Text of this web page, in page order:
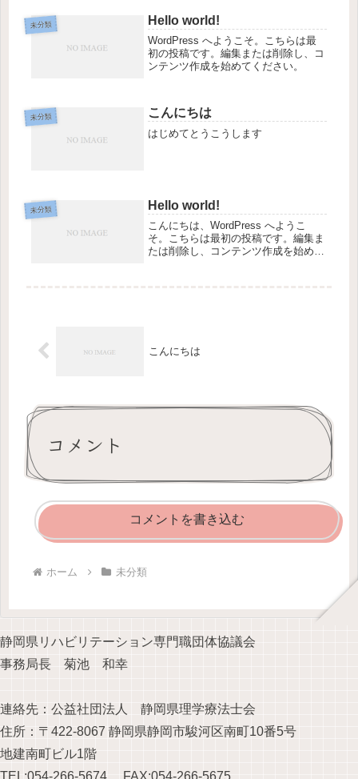
未分類 Hello world!
WordPress へようこそ。こちらは最
初の投稿です。編集または削除し、コ
ンテンツ作成を始めてください。
未分類 こんにちは
はじめてとうこうします
未分類 Hello world!
こんにちは、WordPress へようこ
そ。こちらは最初の投稿です。編集ま
たは削除し、コンテンツ作成を始めて
こんにちは
コメント
コメントを書き込む
ホーム 未分類
静岡県リハビリテーション専門職団体協議会
事務局長 菊池 和幸
連絡先：公益社団法人 静岡県理学療法士会
住所：〒422-8067 静岡県静岡市駿河区南町10番5号
地建南町ビル1階